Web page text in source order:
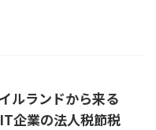
ルランドから来る
企業の法人税節税